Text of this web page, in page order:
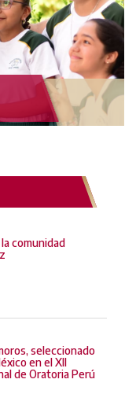
comunidad
seleccionado
en el XII
de Oratoria Perú